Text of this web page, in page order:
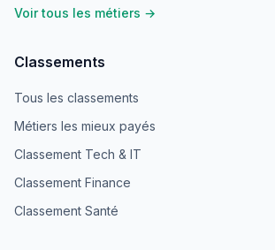
Voir tous les métiers →
Classements
Tous les classements
Métiers les mieux payés
Classement Tech & IT
Classement Finance
Classement Santé